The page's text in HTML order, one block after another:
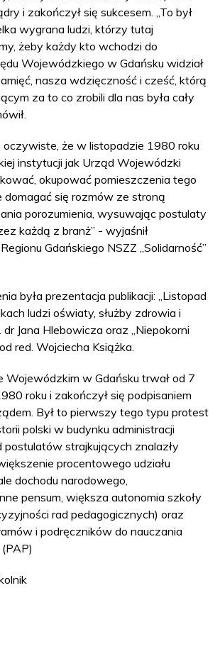
i zakończył się sukcesem. „To był
wygrana ludzi, którzy tutaj
żeby każdy kto wchodzi do
Wojewódzkiego w Gdańsku widział
nasza wdzięczność i cześć, którą
za to co zrobili dla nas była cały
oczywiste, że w listopadzie 1980 roku
instytucji jak Urząd Wojewódzki
okupować pomieszczenia tego
domagać się rozmów ze stroną
porozumienia, wysuwając postulaty
każdą z branż” - wyjaśnił
Gdańskiego NSZZ „Solidarność”
była prezentacja publikacji: „Listopad
ludzi oświaty, służby zdrowia i
dr Jana Hlebowicza oraz „Niepokorni
red. Wojciecha Książka.
Wojewódzkim w Gdańsku trwał od 7
roku i zakończył się podpisaniem
Był to pierwszy tego typu protest
polski w budynku administracji
postulatów strajkujących znalazły
procentowego udziału
dochodu narodowego,
pensum, większa autonomia szkoły
rad pedagogicznych) oraz
i podręczników do nauczania